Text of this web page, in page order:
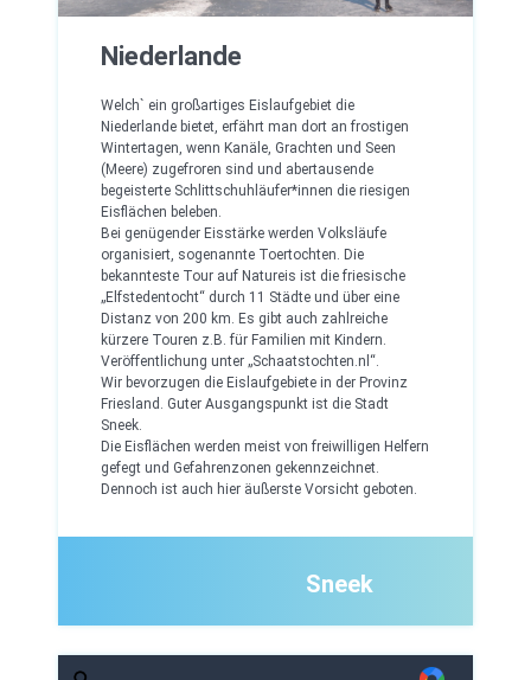
Niederlande
Welch` ein großartiges Eislaufgebiet die
Niederlande bietet, erfährt man dort an frostigen
Wintertagen, wenn Kanäle, Grachten und Seen
(Meere) zugefroren sind und abertausende
begeisterte Schlittschuhläufer*innen die riesigen
Eisflächen beleben.
Bei genügender Eisstärke werden Volksläufe
organisiert, sogenannte Toertochten. Die
bekannteste Tour auf Natureis ist die friesische
„Elfstedentocht“ durch 11 Städte und über eine
Distanz von 200 km. Es gibt auch zahlreiche
kürzere Touren z.B. für Familien mit Kindern.
Veröffentlichung unter „Schaatstochten.nl“.
Wir bevorzugen die Eislaufgebiete in der Provinz
Friesland. Guter Ausgangspunkt ist die Stadt
Sneek.
Die Eisflächen werden meist von freiwilligen Helfern
gefegt und Gefahrenzonen gekennzeichnet.
Dennoch ist auch hier äußerste Vorsicht geboten.
Sneek